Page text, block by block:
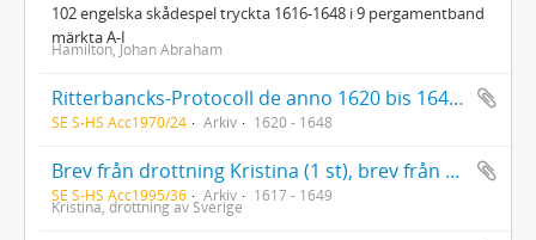
102 engelska skådespel tryckta 1616-1648 i 9 pergamentband
märkta A-I
Hamilton, Johan Abraham
Ritterbancks-Protocoll de anno 1620 bis 1648 sammanbundet med Die dreijmahl gehaltene Curländische Ritterbänke von anno 1620, 1631 und 1634
SE S-HS Acc1970/24 Arkiv 1620 - 1648
Brev från drottning Kristina (1 st), brev från Axel Oxenstierna (1 st). Kopior ur spanskt arkiv.
SE S-HS Acc1995/36 Arkiv 1617 - 1649
Kristina, drottning av Sverige